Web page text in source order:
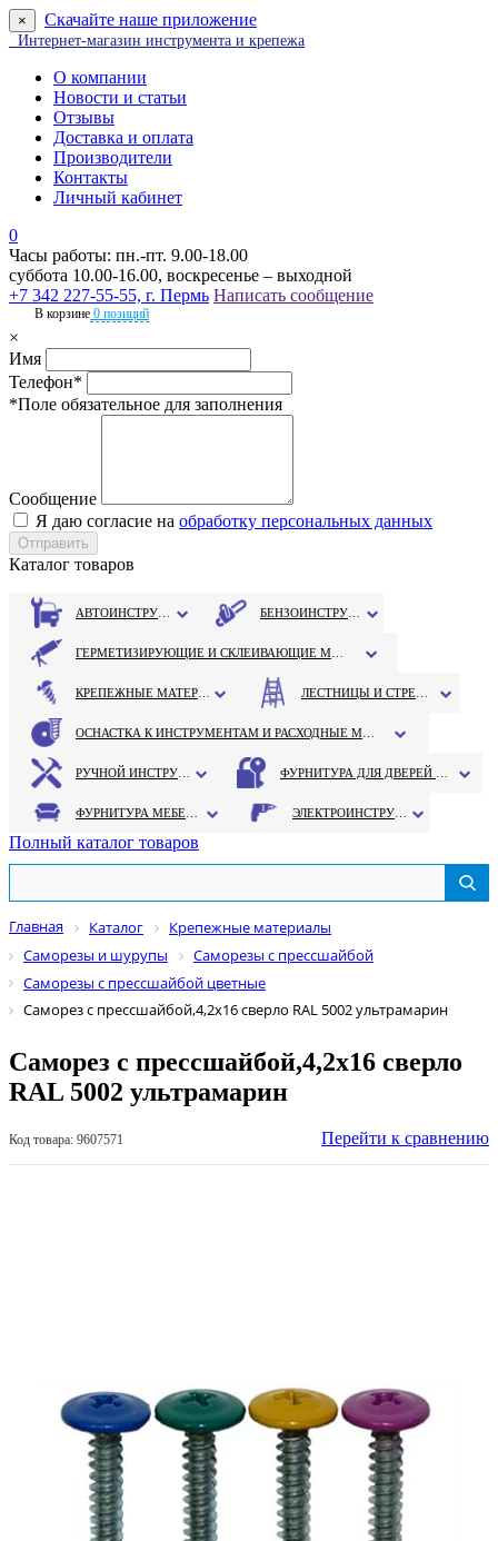
× Скачайте наше приложение
Интернет-магазин инструмента и крепежа
О компании
Новости и статьи
Отзывы
Доставка и оплата
Производители
Контакты
Личный кабинет
0
Часы работы: пн.-пт. 9.00-18.00
суббота 10.00-16.00, воскресенье – выходной
+7 342 227-55-55, г. Пермь Написать сообщение
В корзине 0 позиций
×
Имя
Телефон*
*Поле обязательное для заполнения
Сообщение
Я даю согласие на обработку персональных данных
Каталог товаров
Полный каталог товаров
Главная Каталог
Крепежные материалы
Саморезы и шурупы
Саморезы с прессшайбой
Саморезы с прессшайбой цветные
Саморез с прессшайбой,4,2х16 сверло RAL 5002 ультрамарин
Саморез с прессшайбой,4,2х16 сверло
RAL 5002 ультрамарин
Код товара: 9607571 Перейти к сравнению